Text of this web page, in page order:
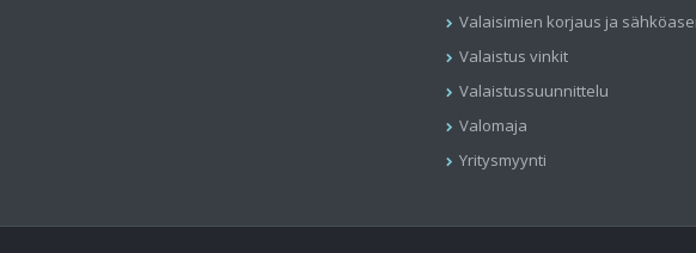
Valaisimien korjaus ja
Valaistus vinkit
Valaistussuunnittelu
Valomaja
Yritysmyynti